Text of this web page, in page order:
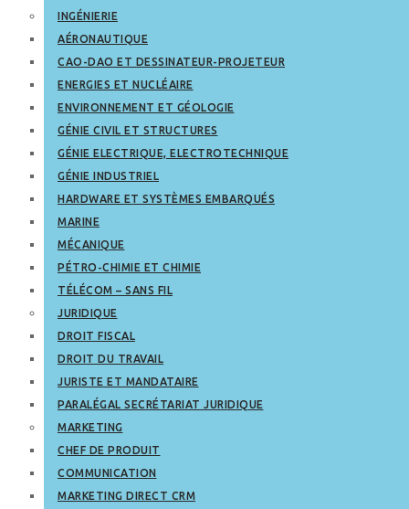
INGÉNIERIE
AÉRONAUTIQUE
CAO-DAO ET DESSINATEUR-PROJETEUR
ENERGIES ET NUCLÉAIRE
ENVIRONNEMENT ET GÉOLOGIE
GÉNIE CIVIL ET STRUCTURES
GÉNIE ELECTRIQUE, ELECTROTECHNIQUE
GÉNIE INDUSTRIEL
HARDWARE ET SYSTÈMES EMBARQUÉS
MARINE
MÉCANIQUE
PÉTRO-CHIMIE ET CHIMIE
TÉLÉCOM – SANS FIL
JURIDIQUE
DROIT FISCAL
DROIT DU TRAVAIL
JURISTE ET MANDATAIRE
PARALÉGAL SECRÉTARIAT JURIDIQUE
MARKETING
CHEF DE PRODUIT
COMMUNICATION
MARKETING DIRECT CRM